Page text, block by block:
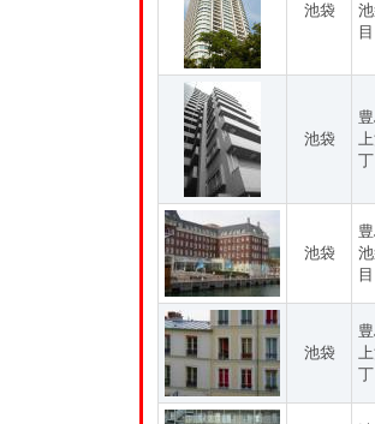
池袋
目
池袋
池袋
池袋